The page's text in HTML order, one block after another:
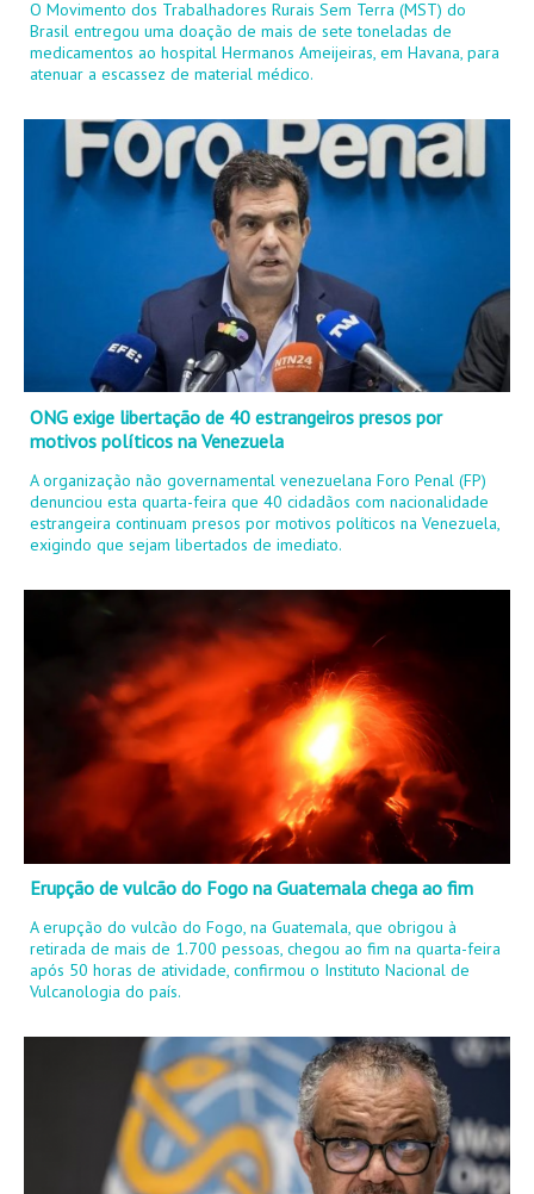
O Movimento dos Trabalhadores Rurais Sem Terra (MST) do
Brasil entregou uma doação de mais de sete toneladas de
medicamentos ao hospital Hermanos Ameijeiras, em Havana, para
atenuar a escassez de material médico.
ONG exige libertação de 40 estrangeiros presos por
motivos políticos na Venezuela
A organização não governamental venezuelana Foro Penal (FP)
denunciou esta quarta-feira que 40 cidadãos com nacionalidade
estrangeira continuam presos por motivos políticos na Venezuela,
exigindo que sejam libertados de imediato.
Erupção de vulcão do Fogo na Guatemala chega ao fim
A erupção do vulcão do Fogo, na Guatemala, que obrigou à
retirada de mais de 1.700 pessoas, chegou ao fim na quarta-feira
após 50 horas de atividade, confirmou o Instituto Nacional de
Vulcanologia do país.